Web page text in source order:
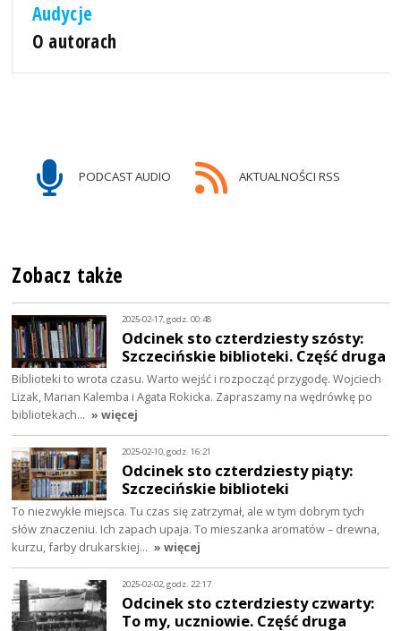
Audycje
O autorach
PODCAST AUDIO AKTUALNOŚCI RSS
Zobacz także
2025-02-17, godz. 00:48
Odcinek sto czterdziesty szósty:
Szczecińskie biblioteki. Część druga
Biblioteki to wrota czasu. Warto wejść i rozpocząć przygodę. Wojciech
Lizak, Marian Kalemba i Agata Rokicka. Zapraszamy na wędrówkę po
bibliotekach… » więcej
2025-02-10, godz. 16:21
Odcinek sto czterdziesty piąty:
Szczecińskie biblioteki
To niezwykłe miejsca. Tu czas się zatrzymał, ale w tym dobrym tych
słów znaczeniu. Ich zapach upaja. To mieszanka aromatów – drewna,
kurzu, farby drukarskiej… » więcej
2025-02-02, godz. 22:17
Odcinek sto czterdziesty czwarty:
To my, uczniowie. Część druga